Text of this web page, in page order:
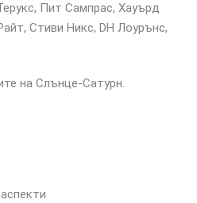
Пит Сампрас, Хауърд
Стиви Никс, DH Лоурънс,
на Слънце-Сатурн.